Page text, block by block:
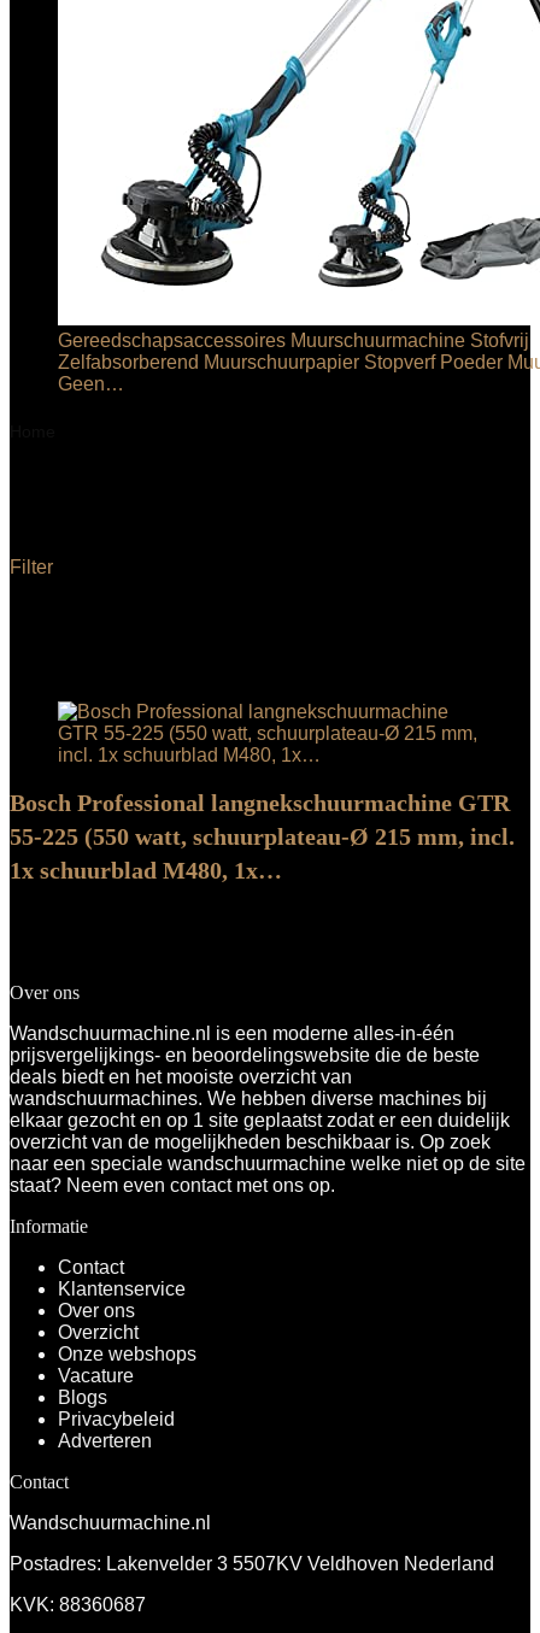
Gereedschapsaccessoires Muurschuurmachine Stofvrij
Zelfabsorberend Muurschuurpapier Stopverf Poeder
Geen…
Filter
Bosch Professional langnekschuurmachine GTR
55-225 (550 watt, schuurplateau-Ø 215 mm, incl.
1x schuurblad M480, 1x…
Over ons
Wandschuurmachine.nl is een moderne alles-in-één
prijsvergelijkings- en beoordelingswebsite die de beste
deals biedt en het mooiste overzicht van
wandschuurmachines. We hebben diverse machines bij
elkaar gezocht en op 1 site geplaatst zodat er een duidelijk
overzicht van de mogelijkheden beschikbaar is. Op zoek
naar een speciale wandschuurmachine welke niet op de site
staat? Neem even contactmet ons op.
Informatie
Contact
Klantenservice
Over ons
Overzicht
Onze webshops
Vacature
Blogs
Privacybeleid
Adverteren
Contact
Wandschuurmachine.nl
Postadres: Lakenvelder 3 5507KV Veldhoven Nederland
KVK: 88360687